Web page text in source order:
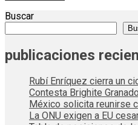
Buscar
publicaciones
Rubí Enríquez cierra un
Contesta Brighite
México solicita reunirse
La ONU exigen a EU